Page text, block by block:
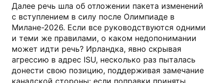
Далее речь шла об отложении пакета изменений
с вступлением в силу после Олимпиаде в
Милане-2026. Если все руководствуются одними
и теми же правилами, о каком недопонимании
может идти речь? Ирландка, явно скрывая
агрессию в адрес ISU, несколько раз пыталась
донести свою позицию, поддерживая замечание
канадской стороны: если поправки приняты